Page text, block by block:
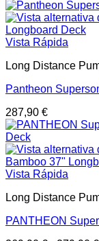
Vista Rápida
Long Distance
Pantheon
287,90 €
Vista Rápida
Long Distance
PANTHEON